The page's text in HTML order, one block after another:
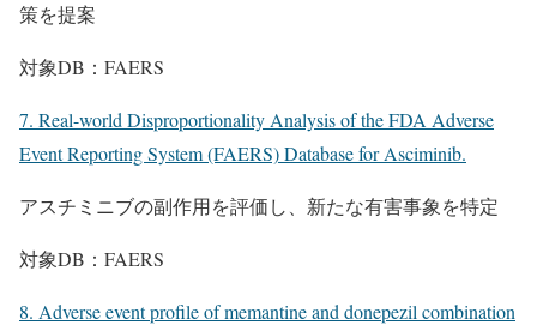
策を提案
対象DB：FAERS
7. Real-world Disproportionality Analysis of the FDA Adverse
Event Reporting System (FAERS) Database for Asciminib.
アスチミニブの副作用を評価し、新たな有害事象を特定
対象DB：FAERS
8. Adverse event profile of memantine and donepezil combination